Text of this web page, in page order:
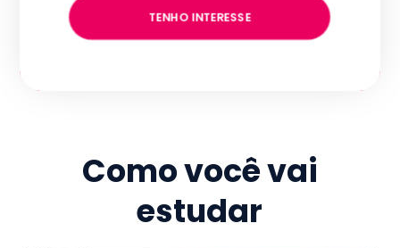
TENHO INTERESSE
Como você vai
estudar